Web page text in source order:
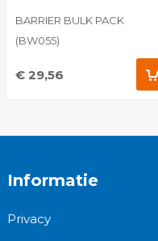
BARRIER BULK PACK
(BW055)
€ 29,56
Informatie
Privacy